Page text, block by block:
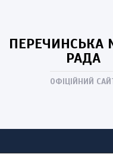
ПЕРЕЧИНСЬКА
РАДА
ОФІЦІЙНИЙ